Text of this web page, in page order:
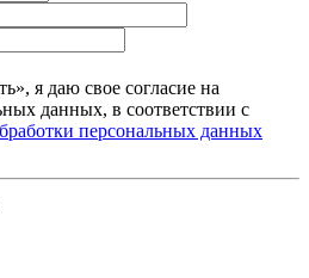
я даю свое согласие на
данных, в соответствии с
персональных данных